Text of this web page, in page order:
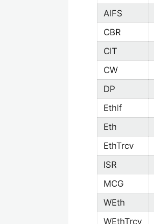
AIFS
CBR
CIT
CW
DP
EthIf
Eth
EthTrcv
ISR
MCG
WEth
WEthTrcv